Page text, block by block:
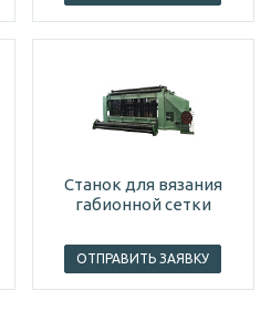
Станок для вязания
габионной сетки
ОТПРАВИТЬ ЗАЯВКУ